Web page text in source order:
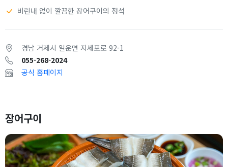
장어구이
비린내 없이 깔끔한 장어구이의 정석
경남 거제시 일운면 지세포로 92-1
055-268-2024
공식 홈페이지